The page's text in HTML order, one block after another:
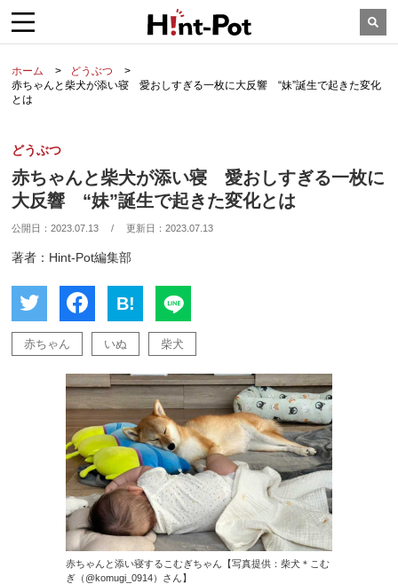
ホーム
どうぶつ
赤ちゃんと柴犬が添い寝 愛おしすぎる一枚に大反響 “妹”誕生で起きた変化
とは
どうぶつ
赤ちゃんと柴犬が添い寝 愛おしすぎる一枚に
大反響 “妹”誕生で起きた変化とは
公開日：2023.07.13 / 更新日：2023.07.13
著者：Hint-Pot編集部
B!
赤ちゃん いぬ 柴犬
赤ちゃんと添い寝するこむぎちゃん【写真提供：柴犬＊こむ
ぎ（@komugi_0914）さん】